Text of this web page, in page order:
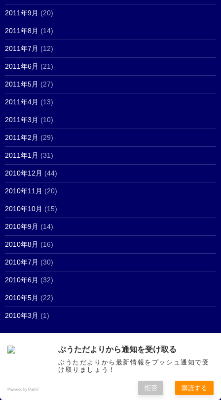
2011年9月 (20)
2011年8月 (14)
2011年7月 (12)
2011年6月 (21)
2011年5月 (27)
2011年4月 (13)
2011年3月 (10)
2011年2月 (29)
2011年1月 (31)
2010年12月 (44)
2010年11月 (20)
2010年10月 (15)
2010年9月 (14)
2010年8月 (16)
2010年7月 (30)
2010年6月 (32)
2010年5月 (22)
2010年3月 (1)
マイリンク
ぶうただよりから通知を受け取る
ぶうただよりから最新情報をプッシュ通知で受
け取りましょう！
Powered by Push7 拒否 購読する